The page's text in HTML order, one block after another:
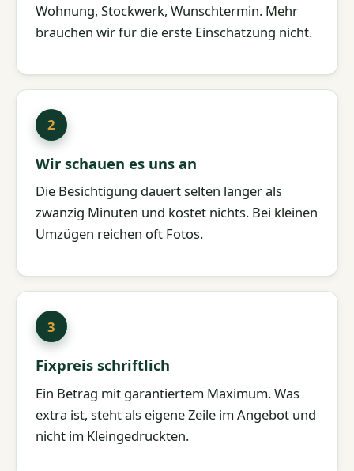
Wohnung, Stockwerk, Wunschtermin. Mehr
brauchen wir für die erste Einschätzung nicht.
Wir schauen es uns an
Die Besichtigung dauert selten länger als
zwanzig Minuten und kostet nichts. Bei kleinen
Umzügen reichen oft Fotos.
Fixpreis schriftlich
Ein Betrag mit garantiertem Maximum. Was
extra ist, steht als eigene Zeile im Angebot und
nicht im Kleingedruckten.